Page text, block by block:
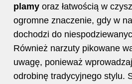
plamy oraz łatwością w
ogromne znaczenie, gdy w
dochodzi do
Również narzuty pikowane
uwagę, ponieważ
odrobinę tradycyjnego stylu.